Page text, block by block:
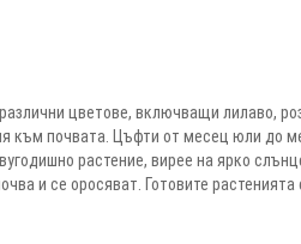
цветове, включващи лилаво,
към почвата. Цъфти от месец юли до
растение, вирее на ярко
и се оросяват. Готовите